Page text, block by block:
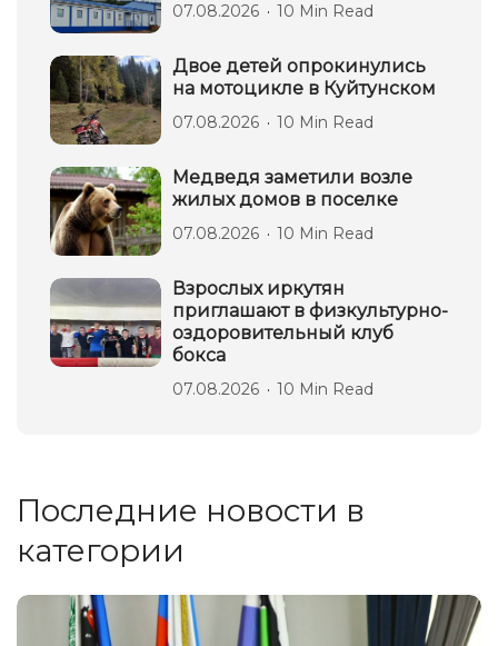
07.08.2026 10 Min Read
Двое детей опрокинулись
на мотоцикле в Куйтунском
07.08.2026 10 Min Read
Медведя заметили возле
жилых домов в поселке
07.08.2026 10 Min Read
Взрослых иркутян
приглашают в физкультурно-
оздоровительный клуб
бокса
07.08.2026 10 Min Read
Последние новости в
категории